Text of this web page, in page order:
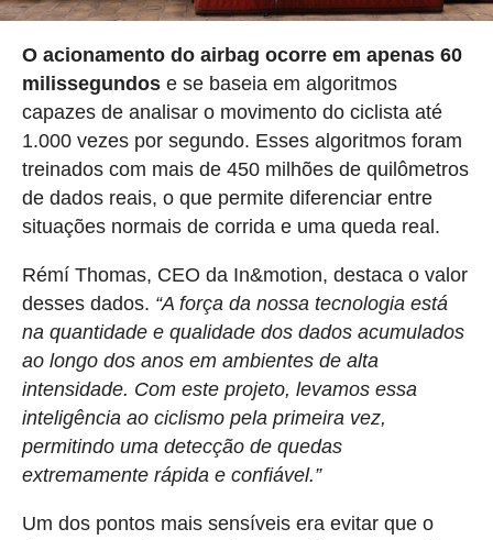
O acionamento do airbag ocorre em apenas 60
milissegundose se baseia em algoritmos
capazes de analisar o movimento do ciclista até
1.000 vezes por segundo. Esses algoritmos foram
treinados com mais de 450 milhões de quilômetros
de dados reais, o que permite diferenciar entre
situações normais de corrida e uma queda real.
Rémí Thomas, CEO da In&motion, destaca o valor
desses dados. “A força da nossa tecnologia está
na quantidade e qualidade dos dados acumulados
ao longo dos anos em ambientes de alta
intensidade. Com este projeto, levamos essa
inteligência ao ciclismo pela primeira vez,
permitindo uma detecção de quedas
extremamente rápida e confiável.”
Um dos pontos mais sensíveis era evitar que o